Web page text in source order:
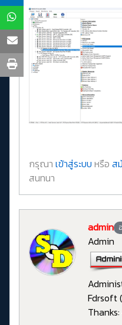
กรุณา เข้าสู่ระบบ หรือ ส
สนทนา
admin
Admin
Fdrsoft